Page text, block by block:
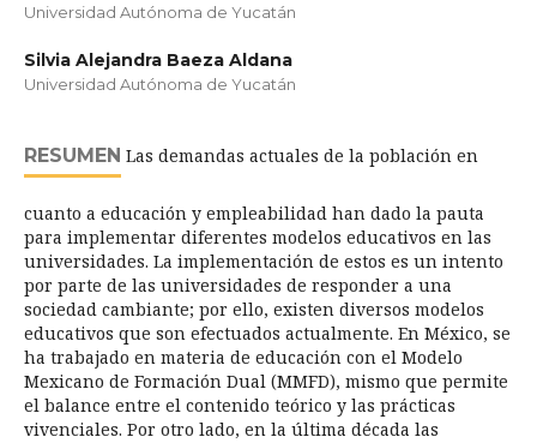
Universidad Autónoma de Yucatán
Silvia Alejandra Baeza Aldana
Universidad Autónoma de Yucatán
RESUMEN Las demandas actuales de la población en
cuanto a educación y empleabilidad han dado la pauta
para implementar diferentes modelos educativos en las
universidades. La implementación de estos es un intento
por parte de las universidades de responder a una
sociedad cambiante; por ello, existen diversos modelos
educativos que son efectuados actualmente. En México, se
ha trabajado en materia de educación con el Modelo
Mexicano de Formación Dual (MMFD), mismo que permite
el balance entre el contenido teórico y las prácticas
vivenciales. Por otro lado, en la última década las